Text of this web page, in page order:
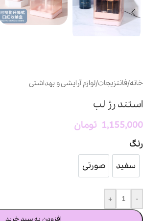
خانه/فانتزیجات/لوازم آرایشی و بهداشتی
استند رژ لب
1,155,000 تومان
رنگ
سفید
سفید صورتی
صورتی
-
+